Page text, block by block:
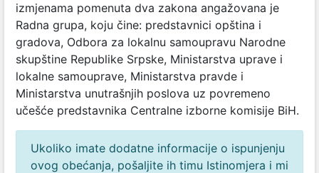
izmjenama pomenuta dva zakona angažovana je
Radna grupa, koju čine: predstavnici opština i
gradova, Odbora za lokalnu samoupravu Narodne
skupštine Republike Srpske, Ministarstva uprave i
lokalne samouprave, Ministarstva pravde i
Ministarstva unutrašnjih poslova uz povremeno
učešće predstavnika Centralne izborne komisije BiH.
Ukoliko imate dodatne informacije o ispunjenju
ovog obećanja, pošaljite ih timu Istinomjera i mi